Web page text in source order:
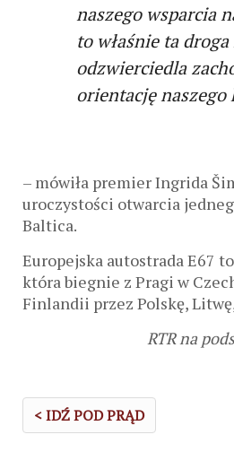
naszego wsparcia
to właśnie ta
odzwierciedla
orientację naszego
– mówiła premier Ingrida
uroczystości otwarcia
Baltica.
Europejska autostrada E67
która biegnie z Pragi w
Finlandii przez Polskę,
RTR na
< IDŹ POD PRĄD